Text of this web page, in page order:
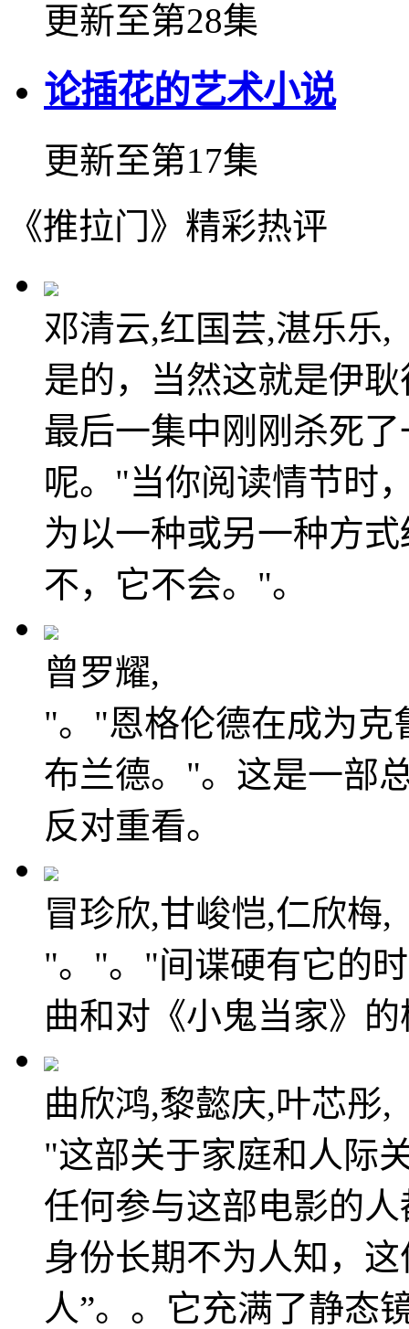
更新至第28集
论插花的艺术小说
更新至第17集
《推拉门》精彩热评
邓清云,红国芸,湛乐乐,
是的，当然这就是伊
最后一集中刚刚杀死
呢。"当你阅读情节时
为以一种或另一种方
不，它不会。"。
曾罗耀,
"。"恩格伦德在成为克
布兰德。"。这是一部
反对重看。
冒珍欣,甘峻恺,仁欣梅,
"。"。"间谍硬有它的
曲和对《小鬼当家》
曲欣鸿,黎懿庆,叶芯彤,
"这部关于家庭和人际
任何参与这部电影的
身份长期不为人知，
人”。。它充满了静态